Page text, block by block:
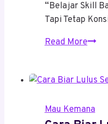
“Belajar Skill
Tapi Tetap
Read More
Tapi
Mau Kemana